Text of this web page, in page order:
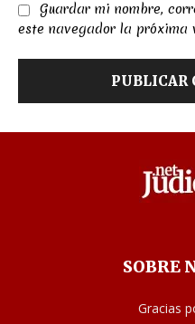
Guardar mi nombre,
este navegador la próxima
SOBRE
Gracias